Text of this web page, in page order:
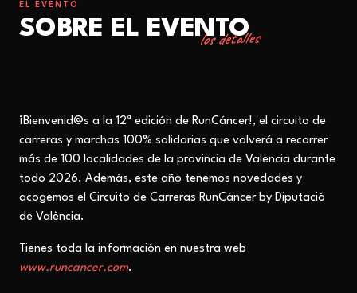
EL EVENTO
SOBRE EL EVENTO
los detalles
¡Bienvenid@s a la 12ª edición de RunCáncer!, el circuito de
carreras y marchas 100% solidarias que volverá a recorrer
más de 100 localidades de la provincia de Valencia durante
todo 2026. Además, este año tenemos novedades y
acogemos el Circuito de Carreras RunCáncer by Diputació
de València.
Tienes toda la información en nuestra web
www.runcancer.com.